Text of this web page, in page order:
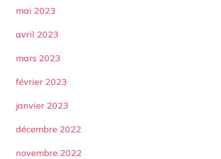
mai 2023
avril 2023
mars 2023
février 2023
janvier 2023
décembre 2022
novembre 2022